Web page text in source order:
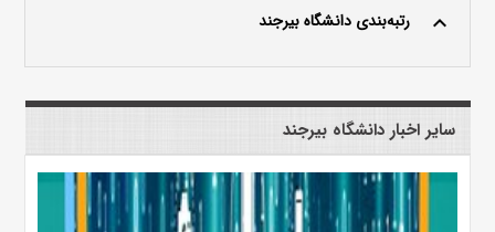
keyboard_arrow_up رتبه‌بندی دانشگاه بیرجند
سایر اخبار دانشگاه بیرجند